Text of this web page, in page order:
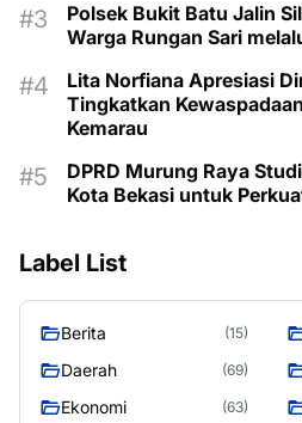
Polsek Bukit Batu Jalin
Warga Rungan Sari
Lita Norfiana Apresiasi
Tingkatkan
Kemarau
DPRD Murung Raya
Kota Bekasi untuk
Label List
Berita (15)
Daerah (69)
Ekonomi (63)